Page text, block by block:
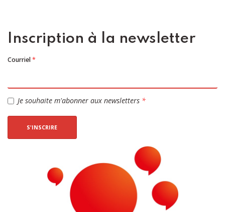
Inscription à la newsletter
Courriel*
Je souhaite m'abonner aux newsletters *
S'INSCRIRE